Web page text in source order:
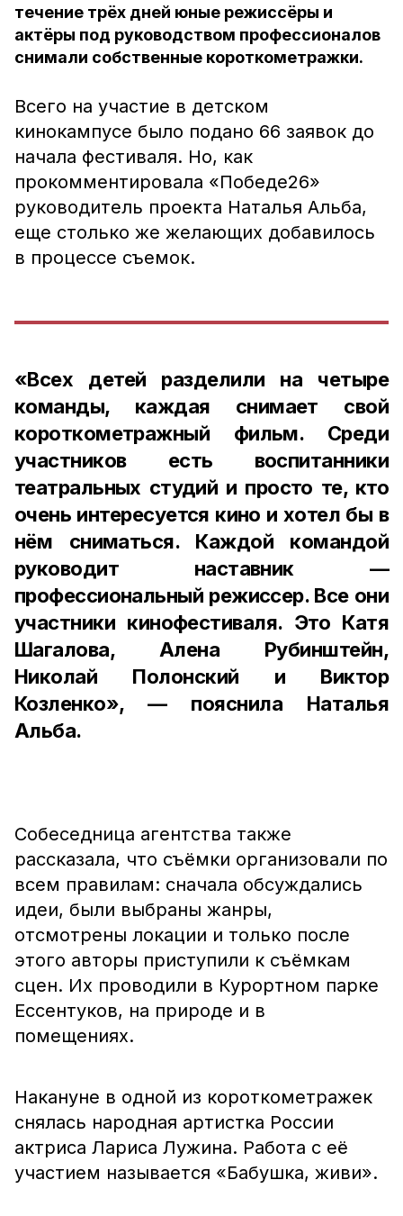
течение трёх дней юные режиссёры и
актёры под руководством профессионалов
снимали собственные короткометражки.
Всего на участие в детском
кинокампусе было подано 66 заявок до
начала фестиваля. Но, как
прокомментировала «Победе26»
руководитель проекта Наталья Альба,
еще столько же желающих добавилось
в процессе съемок.
«Всех детей разделили на четыре
команды, каждая снимает свой
короткометражный фильм. Среди
участников есть воспитанники
театральных студий и просто те, кто
очень интересуется кино и хотел бы в
нём сниматься. Каждой командой
руководит наставник —
профессиональный режиссер. Все они
участники кинофестиваля. Это Катя
Шагалова, Алена Рубинштейн,
Николай Полонский и Виктор
Козленко», — пояснила Наталья
Альба.
Собеседница агентства также
рассказала, что съёмки организовали по
всем правилам: сначала обсуждались
идеи, были выбраны жанры,
отсмотрены локации и только после
этого авторы приступили к съёмкам
сцен. Их проводили в Курортном парке
Ессентуков, на природе и в
помещениях.
Накануне в одной из короткометражек
снялась народная артистка России
актриса Лариса Лужина. Работа с её
участием называется «Бабушка, живи».